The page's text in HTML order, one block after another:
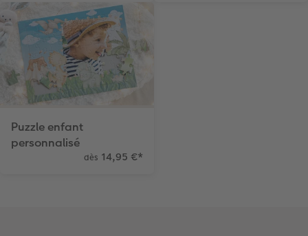
Puzzle enfant
personnalisé
dès 14,95 €*